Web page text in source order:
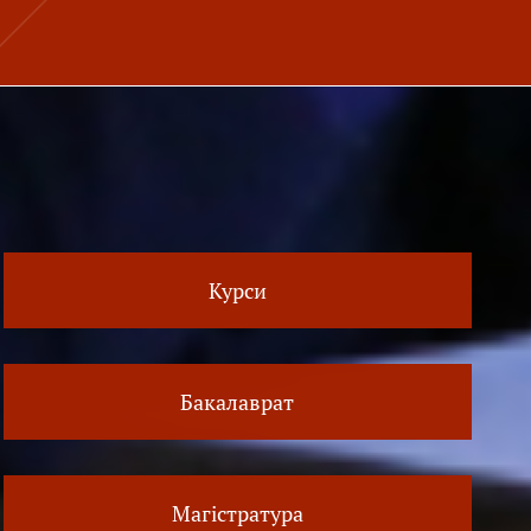
Курси
Бакалаврат
Магістратура